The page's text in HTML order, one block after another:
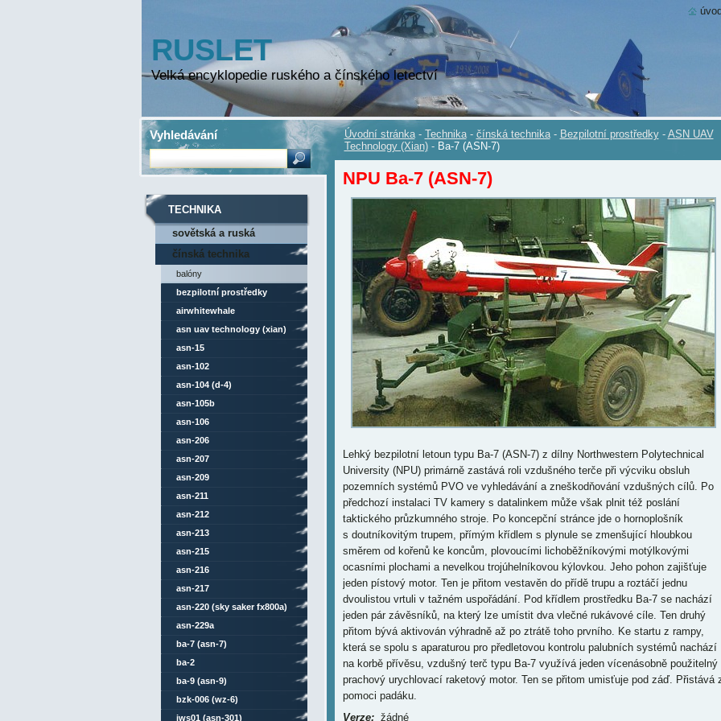
RUSLET
Velká encyklopedie ruského a čínského letectví
Úvodní stránka - Technika - čínská technika - Bezpilotní prostředky - ASN UAV
Technology (Xian) - Ba-7 (ASN-7)
NPU Ba-7 (ASN-7)
Lehký bezpilotní letoun typu Ba-7 (ASN-7) z dílny Northwestern Polytechnical
University (NPU) primárně zastává roli vzdušného terče při výcviku obsluh
pozemních systémů PVO ve vyhledávání a zneškodňování vzdušných cílů. Po
předchozí instalaci TV kamery s datalinkem může však plnit též poslání
taktického průzkumného stroje. Po koncepční stránce jde o hornoplošník
s doutníkovitým trupem, přímým křídlem s plynule se zmenšující hloubkou
směrem od kořenů ke koncům, plovoucími lichoběžníkovými motýlkovými
ocasními plochami a nevelkou trojúhelníkovou kýlovkou. Jeho pohon zajišťuje
jeden pístový motor. Ten je přitom vestavěn do přídě trupu a roztáčí jednu
dvoulistou vrtuli v tažném uspořádání. Pod křídlem prostředku Ba-7 se nachází
jeden pár závěsníků, na který lze umístit dva vlečné rukávové cíle. Ten druhý
přitom bývá aktivován výhradně až po ztrátě toho prvního. Ke startu z rampy,
která se spolu s aparaturou pro předletovou kontrolu palubních systémů nachází
na korbě přívěsu, vzdušný terč typu Ba-7 využívá jeden vícenásobně použitelný
prachový urychlovací raketový motor. Ten se přitom umisťuje pod záď. Přistává
pomoci padáku.
Verze:žádné
TECHNIKA
sovětská a ruská
technika
čínská technika
balóny
bezpilotní prostředky
airwhitewhale
asn uav technology (xian)
asn-15
asn-102
asn-104 (d-4)
asn-105b
asn-106
asn-206
asn-207
asn-209
asn-211
asn-212
asn-213
asn-215
asn-216
asn-217
asn-220 (sky saker fx800a)
asn-229a
ba-7 (asn-7)
ba-2
ba-9 (asn-9)
bzk-006 (wz-6)
jws01 (asn-301)
Vyhledávání